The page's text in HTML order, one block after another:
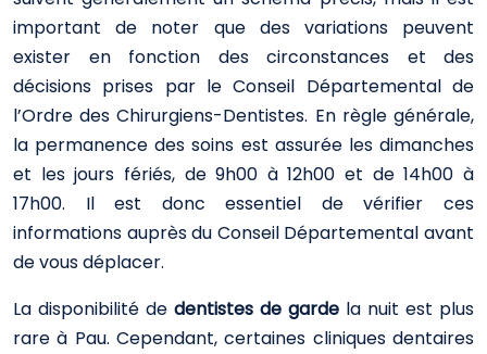
important de noter que des variations peuvent
exister en fonction des circonstances et des
décisions prises par le Conseil Départemental de
l’Ordre des Chirurgiens-Dentistes. En règle générale,
la permanence des soins est assurée les dimanches
et les jours fériés, de 9h00 à 12h00 et de 14h00 à
17h00. Il est donc essentiel de vérifier ces
informations auprès du Conseil Départemental avant
de vous déplacer.
La disponibilité de dentistes de garde la nuit est plus
rare à Pau. Cependant, certaines cliniques dentaires